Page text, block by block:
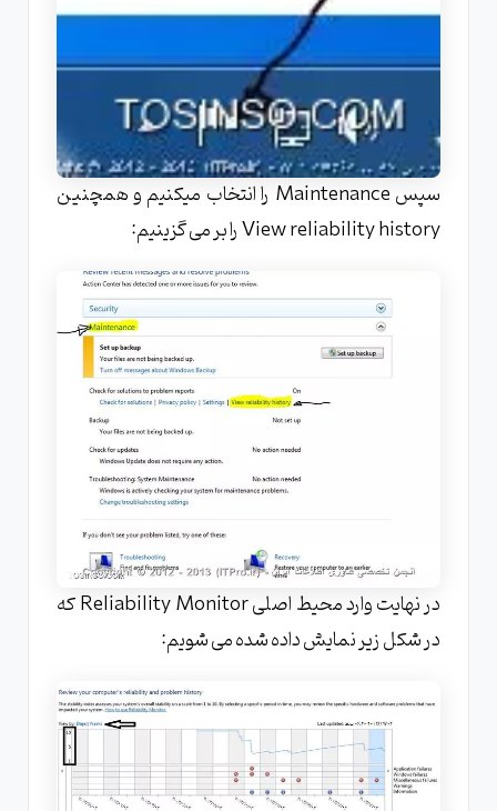
سپس Maintenance را انتخاب میکنیم و همچنین
View reliability history را بر می گزینیم:
در نهایت وارد محیط اصلی Reliability Monitor که
در شکل زیر نمایش داده شده می شویم: